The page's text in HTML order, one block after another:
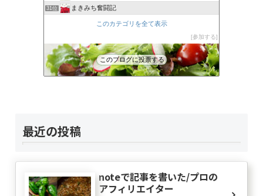
31位 まきみち奮闘記
６１歳BABAの悪あがき
34位 ふるねこ日記
35位 還暦過ぎたら
このカテゴリを全て表示
参加する
このブログに投票する
最近の投稿
noteで記事を書いた/プロの
アフィリエイター